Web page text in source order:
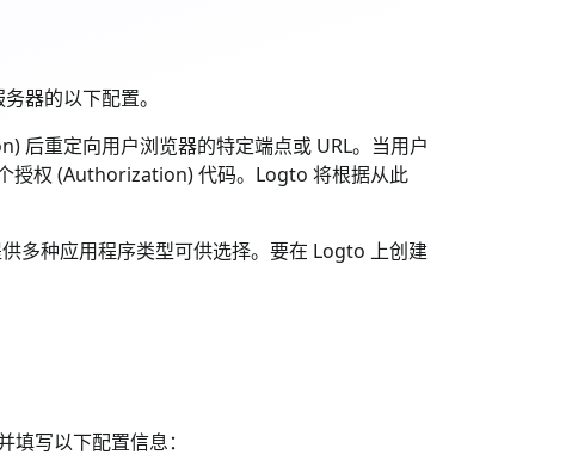
器的以下配置。
后重定向用户浏览器的特定端点或 URL。当用户
授权 (Authorization) 代码。Logto 将根据从此
多种应用程序类型可供选择。要在 Logto 上创建
填写以下配置信息：